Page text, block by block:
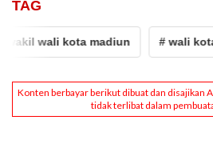
TAG
wali kota madiun # wali kota